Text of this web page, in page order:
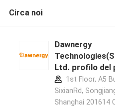
Circa noi
Dawnergy
Ltd. profilo del
1st Floor, A5
SixianRd,
Shanghai 201614